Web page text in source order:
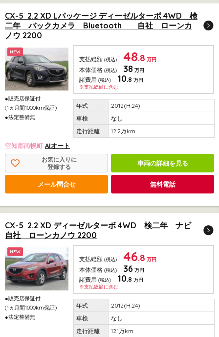
CX-5 2.2 XD Lパッケージ ディーゼルターボ 4WD 検
二年 バックカメラ Bluetooth 自社 ローンカ
ノウ 2200
NEW
●販売店保証付
(1ヵ月間1000km保証)
●法定整備無
支払総額 (税込) 48.8 万円
本体価格 (税込) 38 万円
諸費用 (税込) 10.8 万円
※支払総額に含む
2012(H.24)
なし
12.2万km
空知郡南幌町 AIオート
お気に入りに
登録する
車両の詳細を見る
メール問合せ 無料電話
CX-5 2.2 XD ディーゼルターボ 4WD 検二年 ナビ
自社 ローンカノウ 2200
NEW
●販売店保証付
(1ヵ月間1000km保証)
●法定整備無
支払総額 (税込) 46.8 万円
本体価格 (税込) 36 万円
諸費用 (税込) 10.8 万円
※支払総額に含む
2012(H.24)
なし
12.1万km